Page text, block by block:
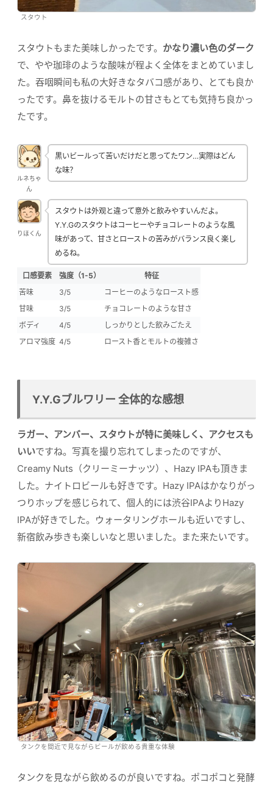
スタウト
スタウトもまた美味しかったです。 かなり濃い色のダーク
で、やや珈琲のような酸味が程よく全体をまとめていまし
た。吞咽瞬间も私の大好きなタバコ感があり、とても良か
ったです。鼻を抜けるモルトの甘さもとても気持ち良かっ
たです。
ルネちゃ
ん
黒いビールって苦いだけだと思ってたワン…実際はどん
な味？
りほくん
スタウトは外观と違って意外と飲みやすいんだよ。
Y.Y.Gのスタウトはコーヒーやチョコレートのような風
味があって、甘さとローストの苦みがバランス良く楽し
めるね。
口感要素 強度（1-5）
特征
苦味
3/5
コーヒーのようなロースト感
甘味
3/5
チョコレートのような甘さ
ボディ
4/5
しっかりとした飲みごたえ
アロマ強度 4/5 ロースト香とモルトの複雑さ
Y.Y.Gブルワリー 全体的な感想
ラガー、アンバー、スタウトが特に美味しく、アクセスも
いいですね。写真を撮り忘れてしまったのですが、
Creamy Nuts（クリーミーナッツ）、Hazy IPAも頂きま
した。ナイトロビールも好きです。Hazy IPAはかなりがっ
つりホップを感じられて、個人的には渋谷IPAよりHazy
IPAが好きでした。ウォータリングホールも近いですし、
新宿飲み歩きも楽しいなと思いました。また来たいです。
タンクを間近で見ながらビールが飲める貴重な体験
タンクを見ながら飲めるのが良いですね。ポコポコと発酵